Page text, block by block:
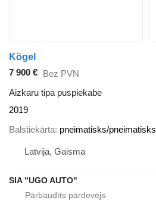
Kögel
7 900 € Bez PVN
Aizkaru tipa puspiekabe
2019
Balstiekārta pneimatisks/pneimatisks
Latvija, Gaisma
SIA "UGO AUTO"